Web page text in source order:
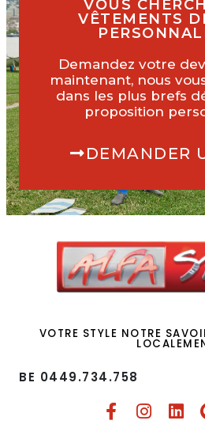
VOUS
VÊTEMENTS
Demandez votre
maintenant, nous
dans les plus brefs
proposition
DEMANDER
VOTRE STYLE NOTRE
BE 0449.734.758​